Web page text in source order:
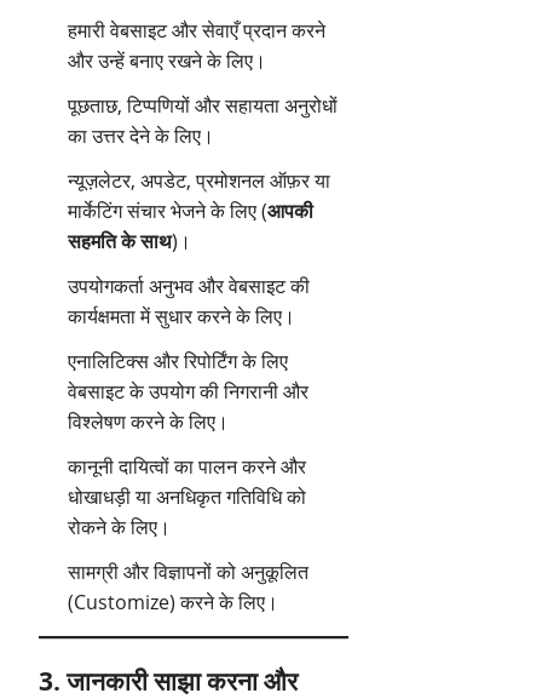
हमारी वेबसाइट और सेवाएँ प्रदान करने
और उन्हें बनाए रखने के लिए।
पूछताछ, टिप्पणियों और सहायता अनुरोधों
का उत्तर देने के लिए।
न्यूज़लेटर, अपडेट, प्रमोशनल ऑफ़र या
मार्केटिंग संचार भेजने के लिए (आपकी
सहमति के साथ)।
उपयोगकर्ता अनुभव और वेबसाइट की
कार्यक्षमता में सुधार करने के लिए।
एनालिटिक्स और रिपोर्टिंग के लिए
वेबसाइट के उपयोग की निगरानी और
विश्लेषण करने के लिए।
कानूनी दायित्वों का पालन करने और
धोखाधड़ी या अनधिकृत गतिविधि को
रोकने के लिए।
सामग्री और विज्ञापनों को अनुकूलित
(Customize) करने के लिए।
3. जानकारी साझा करना और